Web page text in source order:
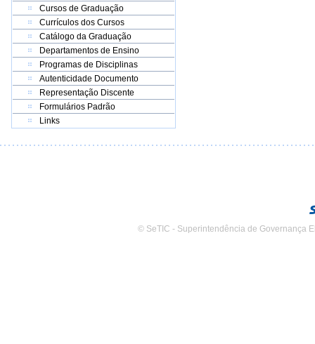
Cursos de Graduação
Currículos dos Cursos
Catálogo da Graduação
Departamentos de Ensino
Programas de Disciplinas
Autenticidade Documento
Representação Discente
Formulários Padrão
Links
© SeTIC - Superintendência de Governança